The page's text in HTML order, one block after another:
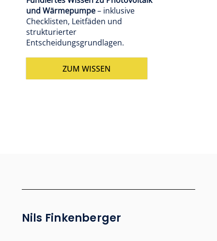
und Wärmepumpe– inklusive
Checklisten, Leitfäden und
strukturierter
Entscheidungsgrundlagen.
ZUM WISSEN
Nils Finkenberger